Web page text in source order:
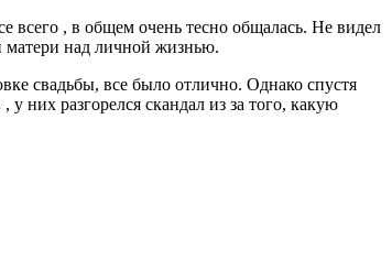
всего , в общем очень тесно общалась. Не видел
матери над личной жизнью.
свадьбы, все было отлично. Однако спустя
них разгорелся скандал из за того, какую